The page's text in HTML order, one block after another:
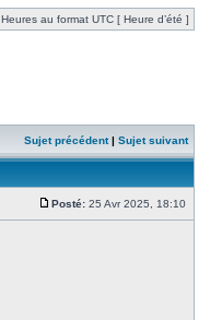
Heures au format UTC [ Heure d’été ]
Sujet précédent| Sujet suivant
Posté: 25 Avr 2025, 18:10